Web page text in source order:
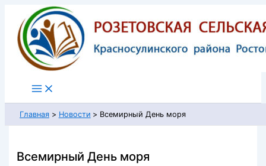
Перейти
содержимому
Главная Новости Всемирный День моря
Всемирный День моря